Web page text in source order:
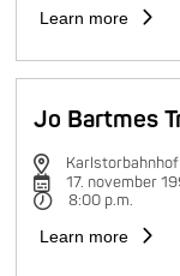
Learn more
Jo Bartmes
17. november
8:00 p.m.
Learn more